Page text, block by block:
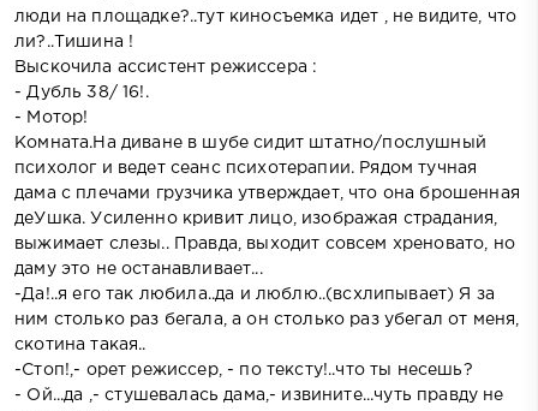
люди на площадке?..тут киносъемка идет , не видите, что
ли?..Тишина !
Выскочила ассистент режиссера :
- Дубль 38/ 16!.
- Мотор!
Комната.На диване в шубе сидит штатно/послушный
психолог и ведет сеанс психотерапии. Рядом тучная
дама с плечами грузчика утверждает, что она брошенная
деУшка. Усиленно кривит лицо, изображая страдания,
выжимает слезы.. Правда, выходит совсем хреновато, но
даму это не останавливает...
-Да!..я его так любила..да и люблю..(всхлипывает) Я за
ним столько раз бегала, а он столько раз убегал от меня,
скотина такая..
-Стоп!,- орет режиссер, - по тексту!..что ты несешь?
- Ой...да ,- стушевалась дама,- извините...чуть правду не